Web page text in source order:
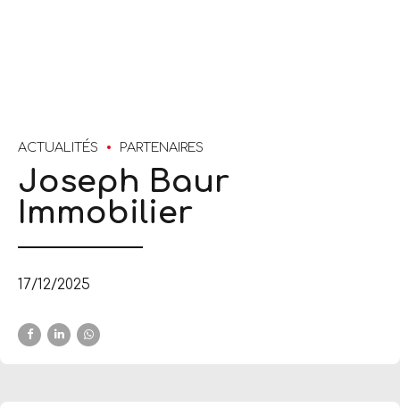
ACTUALITÉS PARTENAIRES
Joseph Baur
Immobilier
17/12/2025